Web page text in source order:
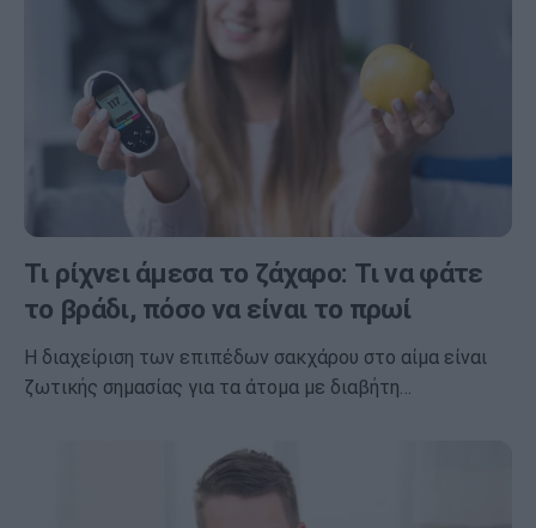
Τι ρίχνει άμεσα το ζάχαρο: Τι να φάτε
το βράδι, πόσο να είναι το πρωί
Η διαχείριση των επιπέδων σακχάρου στο αίμα είναι
ζωτικής σημασίας για τα άτομα με διαβήτη…